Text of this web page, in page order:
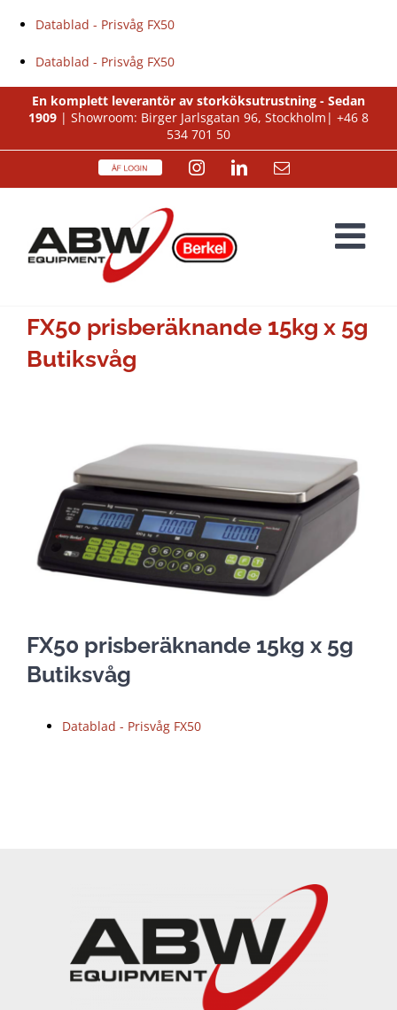
Datablad - Prisvåg FX50
Datablad - Prisvåg FX50
Fortsätt
innehållet
En komplett leverantör av storköksutrustning - Sedan
1909 | Showroom: Birger Jarlsgatan 96, Stockholm| +46 8
534 701 50
ÅF
InstagramLinkedIn
E-
FX50 prisberäknande 15kg x 5g
Butiksvåg
FX50 prisberäknande 15kg x 5g
Butiksvåg
Datablad - Prisvåg FX50